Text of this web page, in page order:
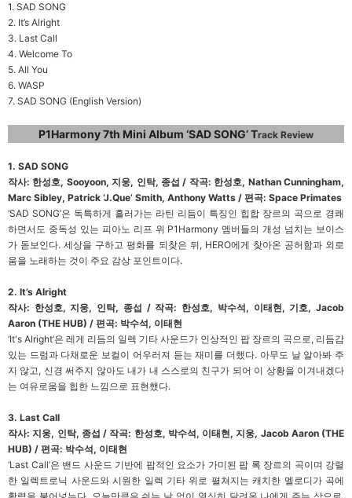
1. SAD SONG
2. It’s Alright
3. Last Call
4. Welcome To
5. All You
6. WASP
7. SAD SONG (English Version)
P1Harmony 7th Mini Album ‘SAD SONG’ Track Review
1. SAD SONG
작사: 한성호, Sooyoon, 지웅, 인탁, 종섭 / 작곡: 한성호, Nathan Cunningham,
Marc Sibley, Patrick ‘J.Que’ Smith, Anthony Watts / 편곡: Space Primates
‘SAD SONG’은 독특하게 흘러가는 라틴 리듬이 특징인 힙합 장르의 곡으로 경쾌
하면서도 중독성 있는 피아노 리프 위 P1Harmony 멤버들의 개성 넘치는 보이스
가 돋보인다. 세상을 구하고 평화를 되찾은 뒤, HERO에게 찾아온 공허함과 외로
움을 노래하는 것이 주요 감상 포인트이다.
2. It’s Alright
작사: 한성호, 지웅, 인탁, 종섭 / 작곡: 한성호, 박수석, 이태현, 기호, Jacob
Aaron (THE HUB) / 편곡: 박수석, 이태현
‘It's Alright’은 레게 리듬의 일렉 기타 사운드가 인상적인 팝 장르의 곡으로, 리듬감
있는 드럼과 다채로운 보컬이 어우러져 듣는 재미를 더했다. 아무도 날 알아봐 주
지 않고, 신경 써주지 않아도 내가 내 스스로의 친구가 되어 이 상황을 이겨내겠다
는 여유로움을 힙한 느낌으로 표현했다.
3. Last Call
작사: 지웅, 인탁, 종섭 / 작곡: 한성호, 박수석, 이태현, 지웅, Jacob Aaron (THE
HUB) / 편곡: 박수석, 이태현
‘Last Call’은 밴드 사운드 기반에 팝적인 요소가 가미된 팝 록 장르의 곡이며 강렬
한 일렉트로닉 사운드와 시원한 일렉 기타 위로 펼쳐지는 캐치한 멜로디가 곡에